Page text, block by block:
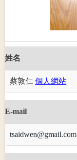
姓名
蔡敦仁個人網站
E-mail
tsaidwen@gmail.com